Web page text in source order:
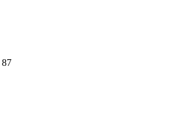
87